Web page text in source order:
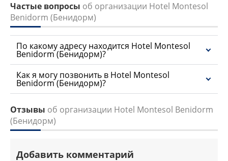
Частые вопросы об организации Hotel Montesol
Benidorm (Бенидорм)
По какому адресу находится Hotel Montesol
Benidorm (Бенидорм)?
Как я могу позвонить в Hotel Montesol
Benidorm (Бенидорм)?
Отзывы об организации Hotel Montesol Benidorm
(Бенидорм)
Добавить комментарий